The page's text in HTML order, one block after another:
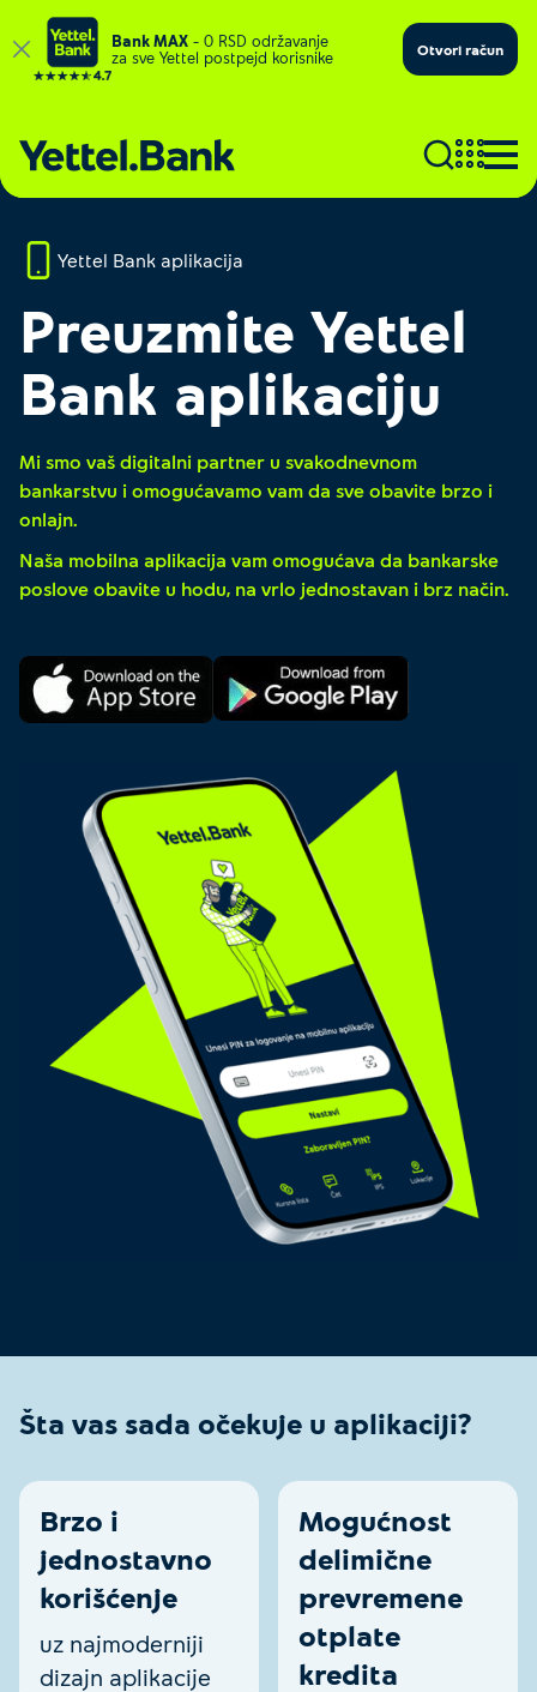
Bank MAX – 0 RSD održavanje
za sve Yettel postpejd korisnike
Otvori račun
Yettel Bank aplikacija
Preuzmite Yettel
Bank aplikaciju
Mi smo vaš digitalni partner u svakodnevnom
bankarstvu i omogućavamo vam da sve obavite brzo i
onlajn.
Naša mobilna aplikacija vam omogućava da bankarske
poslove obavite u hodu, na vrlo jednostavan i brz način.
Šta vas sada očekuje u aplikaciji?
Brzo i
jednostavno
korišćenje
uz najmoderniji
dizajn aplikacije
Mogućnost
delimične
prevremene
otplate
kredita